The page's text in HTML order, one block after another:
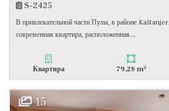
S-2425
В привлекательной части Пулы, в районе Kaštanjer,
современная квартира, расположенная...
Квартира 79,28 m2
15